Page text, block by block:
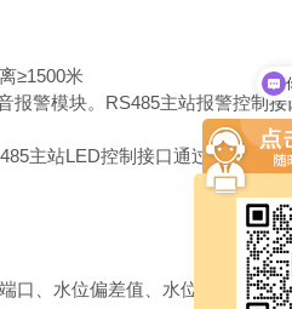
≥1500米
报警模块。RS485主站报警控制接
主站LED控制接口通过区分字库
口、水位偏差值、水位阈值、水位